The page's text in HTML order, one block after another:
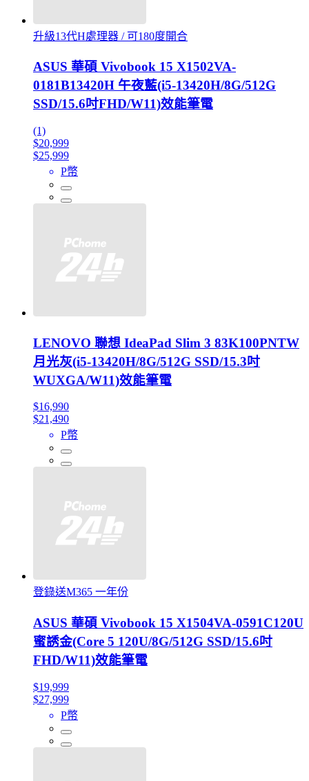
升級13代H處理器 / 可180度開合
ASUS 華碩 Vivobook 15 X1502VA-
0181B13420H 午夜藍(i5-13420H/8G/512G
SSD/15.6吋FHD/W11)效能筆電
(1)
$20,999
$25,999
P幣
LENOVO 聯想 IdeaPad Slim 3 83K100PNTW
月光灰(i5-13420H/8G/512G SSD/15.3吋
WUXGA/W11)效能筆電
$16,990
$21,490
P幣
登錄送M365 一年份
ASUS 華碩 Vivobook 15 X1504VA-0591C120U
蜜誘金(Core 5 120U/8G/512G SSD/15.6吋
FHD/W11)效能筆電
$19,999
$27,999
P幣